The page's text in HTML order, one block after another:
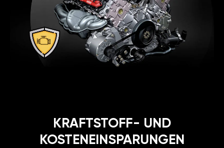
KRAFTSTOFF- UND
KOSTENEINSPARUNGEN